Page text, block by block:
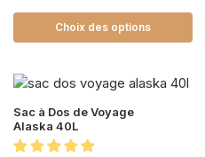
Choix des options
Sac à Dos de Voyage
Alaska 40L